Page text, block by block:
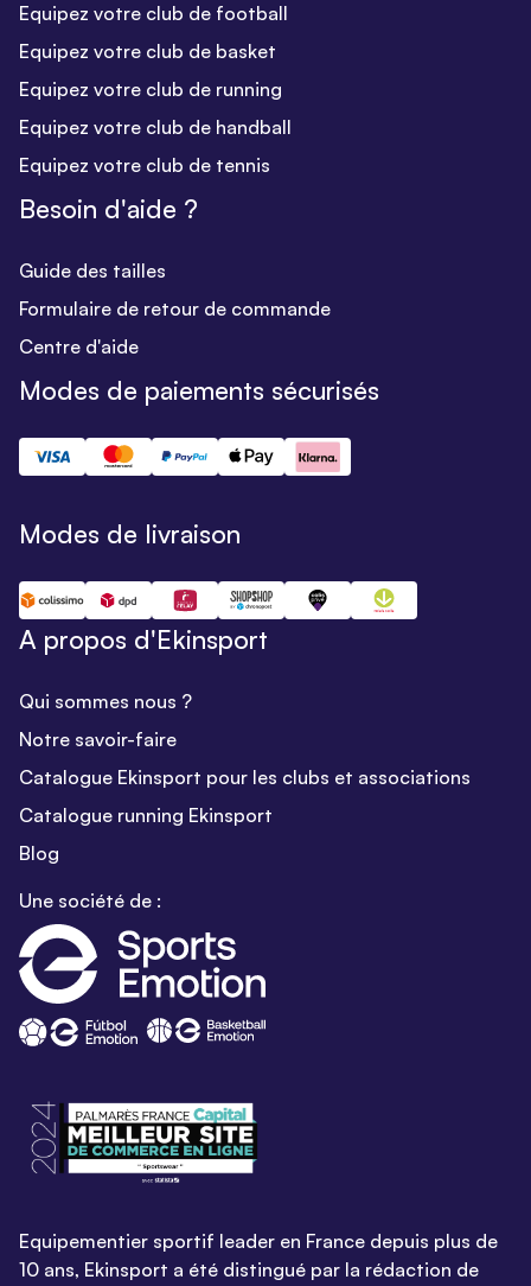
Equipez votre club de football
Equipez votre club de basket
Equipez votre club de running
Equipez votre club de handball
Equipez votre club de tennis
Besoin d'aide ?
Guide des tailles
Formulaire de retour de commande
Centre d'aide
Modes de paiements sécurisés
Modes de livraison
A propos d'Ekinsport
Qui sommes nous ?
Notre savoir-faire
Catalogue Ekinsport pour les clubs et associations
Catalogue running Ekinsport
Blog
Une société de :
Equipementier sportif leader en France depuis plus de
10 ans, Ekinsport a été distingué par la rédaction de